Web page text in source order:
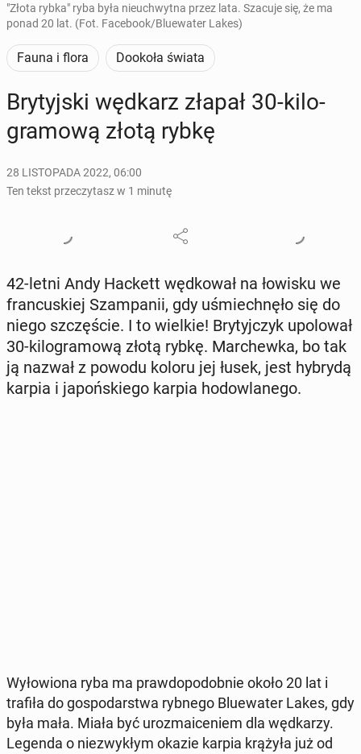
"Złota rybka" ryba była nieuchwytna przez lata. Szacuje się, że ma
ponad 20 lat. (Fot. Facebook/Bluewater Lakes)
Fauna i flora Dookoła świata
Bry­tyj­ski wędkarz złapał 30-ki­lo­
gra­mo­wą złotą rybkę
28 LISTOPADA 2022, 06:00
Ten tekst przeczytasz w 1 minutę
42-letni Andy Hackett węd­ko­wał na łowisku we
fran­cu­skiej Szam­pa­nii, gdy uśmiech­nę­ło się do
niego szczę­ście. I to wielkie! Bry­tyj­czyk upo­lo­wał
30-ki­lo­gra­mo­wą złotą rybkę. Mar­chew­ka, bo tak
ją nazwał z powodu koloru jej łusek, jest hybrydą
karpia i ja­poń­skie­go karpia ho­dow­la­ne­go.
Wy­ło­wio­na ryba ma praw­do­po­dob­nie około 20 lat i
trafiła do go­spo­dar­stwa rybnego Blu­ewa­ter Lakes, gdy
była mała. Miała być uroz­ma­ice­niem dla węd­ka­rzy.
Legenda o nie­zwy­kłym okazie karpia krążyła już od